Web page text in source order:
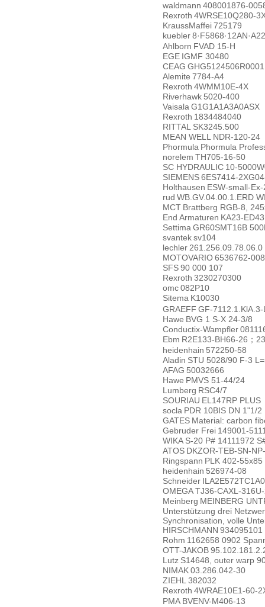
waldmann 408001876-
Rexroth 4WRSE10Q280-
KraussMaffei725179
kuebler
Ahlborn FVAD 15-H
EGE IGMF 30480
CEAG GHG5124506R0001
Alemite 7784-A4
Rexroth 4WMM10E-4X
Riverhawk 5020-400
Vaisala G1G1A1A3A0ASX
Rexroth 1834484040
RITTAL SK3245.500
MEAN WELL NDR-120-24
Phormula Phormula
norelem TH705-16-50
SC HYDRAULIC 10-
SIEMENS6ES7414-
Holthausen ESW-small-
rud WB.GV.04.00.1.ERD
MCT Brattberg RGB-8,
End Armaturen KA23-ED43
Settima GR60SMT16B
svanteksv104
lechler 261.256.09.78.06.0
MOTOVARIO6536762-
SFS90 000 107
Rexroth 3230270300
omc082P10
Sitema K10030
GRAEFF GF-
Hawe BVG 1 S-X 24-3/8
Conductix-Wampfler
Ebm R2E133-BH66-26 ；
heidenhain 572250-58
Aladin STU 5028/90 F-3
AFAG 50032666
Hawe PMVS 51-44/24
Lumberg RSC4/7
SOURIAU EL147RP PLUS
socla PDR 10BIS DN 1"1/
GATES Material: carbon
Gebruder Frei 149001-
WIKA S-20 P# 14111972
ATOS DKZOR-TEB-SN-
Ringspann PLK 402-55x85
heidenhain 526974-08
Schneider ILA2E572TC1A0
OMEGATJ36-CAXL-
Meinberg MEINBERG
Unterstützung drei
Synchronisation, volle
HIRSCHMANN 934095101
Rohm 1162658 0902
OTT-JAKOB
Lutz S14648, outer warp
NIMAK03.286.042-30
ZIEHL 382032
Rexroth 4WRAE10E1-60-
PMA BVENV-M406-13